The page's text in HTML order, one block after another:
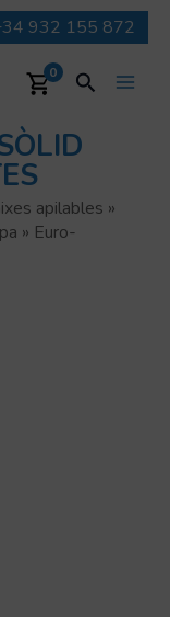
932 155 872
0 Cerca
apilables »
» Euro-